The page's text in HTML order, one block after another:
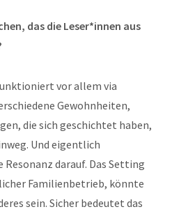
das die Leser*innen aus
vor allem via
Gewohnheiten,
die sich geschichtet haben,
Und eigentlich
darauf. Das Setting
Familienbetrieb, könnte
sein. Sicher bedeutet das